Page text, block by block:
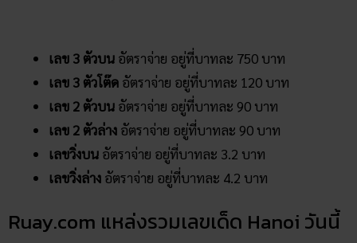
เลข 3 ตัวบน อัตราจ่าย อยู่ที่บาทละ 750 บาท
อัตราจ่าย อยู่ที่บาทละ 120 บาท
เลข 2 ตัวบนอัตราจ่าย อยู่ที่บาทละ 90 บาท